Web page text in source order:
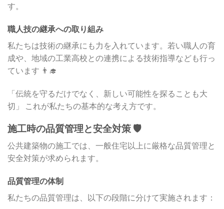
す。
職人技の継承への取り組み
私たちは技術の継承にも力を入れています。若い職人の育
成や、地域の工業高校との連携による技術指導なども行っ
ています 👨‍🎓
「伝統を守るだけでなく、新しい可能性を探ることも大
切」 これが私たちの基本的な考え方です。
施工時の品質管理と安全対策 🛡️
公共建築物の施工では、一般住宅以上に厳格な品質管理と
安全対策が求められます。
品質管理の体制
私たちの品質管理は、以下の段階に分けて実施されます：